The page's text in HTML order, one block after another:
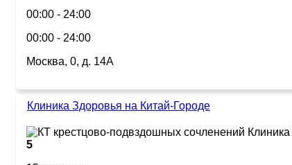
00:00 - 24:00
00:00 - 24:00
Москва, 0, д. 14А
Клиника Здоровья на Китай-Городе
5